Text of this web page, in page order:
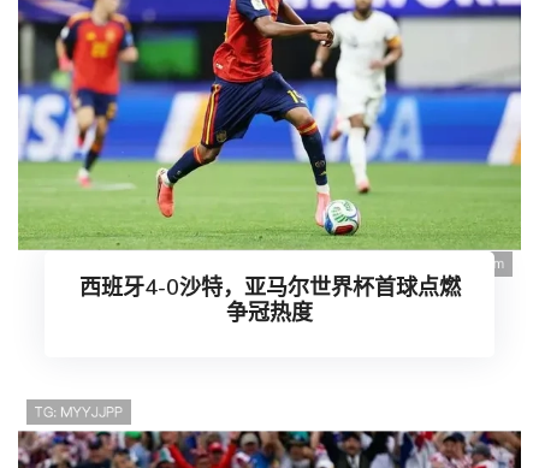
西班牙4-0沙特，亚马尔世界杯首球点燃
争冠热度